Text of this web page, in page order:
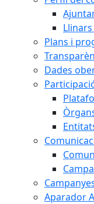
Plans i
Dades
Aparador